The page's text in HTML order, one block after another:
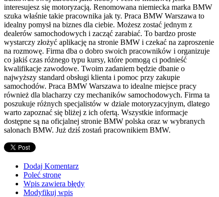
interesujesz się motoryzacją. Renomowana niemiecka marka BMW
szuka właśnie takie pracownika jak ty. Praca BMW Warszawa to
idealny pomysł na biznes dla ciebie. Możesz zostać jednym z
dealerów samochodowych i zacząć zarabiać. To bardzo proste
wystarczy złożyć aplikację na stronie BMW i czekać na zaproszenie
na rozmowę. Firma dba o dobro swoich pracowników i organizuje
co jakiś czas różnego typu kursy, które pomogą ci podnieść
kwalifikacje zawodowe. Twoim zadaniem będzie dbanie o
najwyższy standard obsługi klienta i pomoc przy zakupie
samochodów. Praca BMW Warszawa to idealne miejsce pracy
również dla blacharzy czy mechaników samochodowych. Firma ta
poszukuje różnych specjalistów w dziale motoryzacyjnym, dlatego
warto zapoznać się bliżej z ich ofertą. Wszystkie informacje
dostępne są na oficjalnej stronie BMW polska oraz w wybranych
salonach BMW. Już dziś zostań pracownikiem BMW.
Dodaj Komentarz
Poleć stronę
Wpis zawiera błędy
Modyfikuj wpis